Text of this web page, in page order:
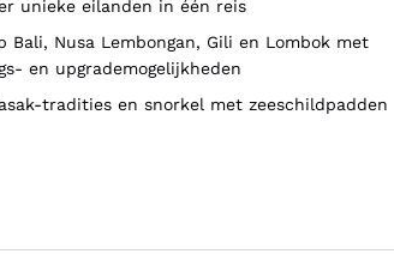
unieke eilanden in één reis
Bali, Nusa Lembongan, Gili en Lombok met
en upgrademogelijkheden
tradities en snorkel met zeeschildpadden